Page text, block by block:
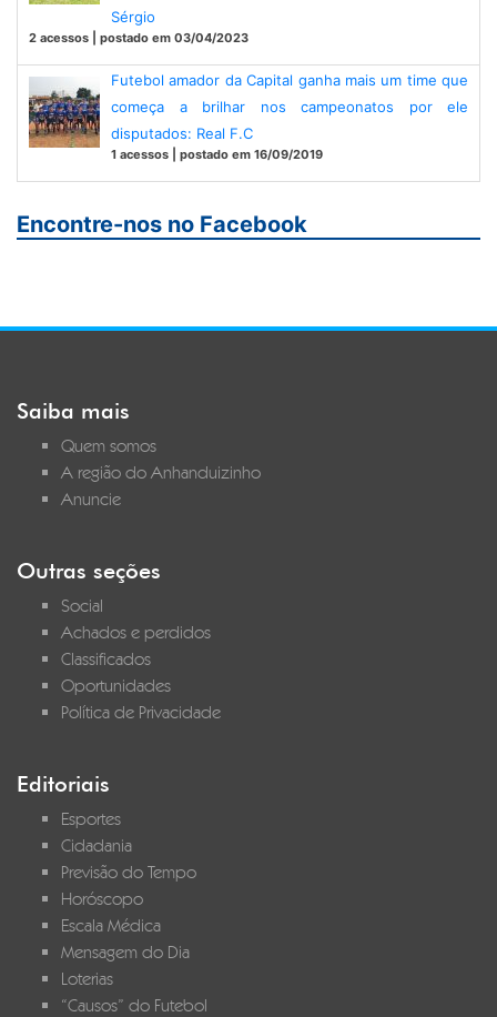
Sérgio
2 acessos | postado em 03/04/2023
Futebol amador da Capital ganha mais um time que
começa a brilhar nos campeonatos por ele
disputados: Real F.C
1 acessos | postado em 16/09/2019
Encontre-nos no Facebook
Saiba mais
Quem somos
A região do Anhanduizinho
Anuncie
Outras seções
Social
Achados e perdidos
Classificados
Oportunidades
Política de Privacidade
Editoriais
Esportes
Cidadania
Previsão do Tempo
Horóscopo
Escala Médica
Mensagem do Dia
Loterias
“Causos” do Futebol